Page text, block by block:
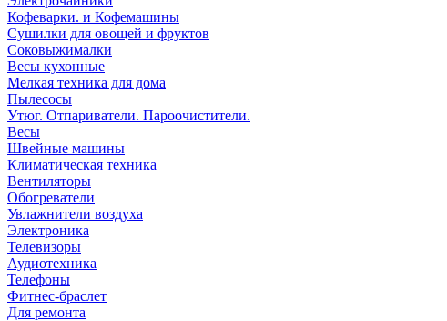
Кофеварки. и Кофемашины
Сушилки для овощей и фруктов
Соковыжималки
Весы кухонные
Мелкая техника для дома
Пылесосы
Утюг. Отпариватели. Пароочистители.
Весы
Швейные машины
Климатическая техника
Вентиляторы
Обогреватели
Увлажнители воздуха
Электроника
Телевизоры
Аудиотехника
Телефоны
Фитнес-браслет
Для ремонта